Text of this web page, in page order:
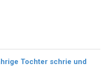
Tochter schrie und